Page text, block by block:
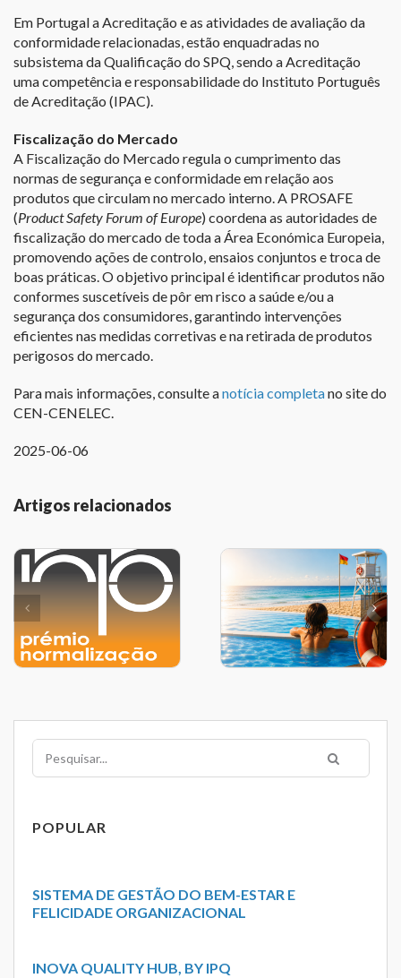
Em Portugal a Acreditação e as atividades de avaliação da
conformidade relacionadas, estão enquadradas no
subsistema da Qualificação do SPQ, sendo a Acreditação
uma competência e responsabilidade do Instituto Português
de Acreditação (IPAC).
Fiscalização do Mercado
A Fiscalização do Mercado regula o cumprimento das
normas de segurança e conformidade em relação aos
produtos que circulam no mercado interno. A PROSAFE
(Product Safety Forum of Europe) coordena as autoridades de
fiscalização do mercado de toda a Área Económica Europeia,
promovendo ações de controlo, ensaios conjuntos e troca de
boas práticas. O objetivo principal é identificar produtos não
conformes suscetíveis de pôr em risco a saúde e/ou a
segurança dos consumidores, garantindo intervenções
eficientes nas medidas corretivas e na retirada de produtos
perigosos do mercado.
Para mais informações, consulte anotícia completano site do
CEN-CENELEC.
2025-06-06
Artigos relacionados
Pesquisar
POPULAR
SISTEMA DE GESTÃO DO BEM-ESTAR E
FELICIDADE ORGANIZACIONAL
INOVA QUALITY HUB, BY IPQ